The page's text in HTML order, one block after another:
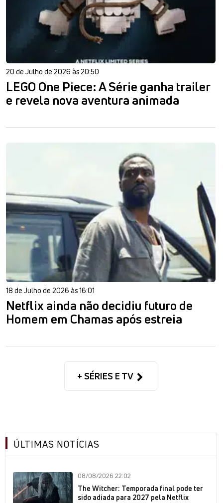
20 de Julho de 2026 às 20:50
LEGO One Piece: A Série ganha trailer
e revela nova aventura animada
18 de Julho de 2026 às 16:01
Netflix ainda não decidiu futuro de
Homem em Chamas após estreia
+ SÉRIES E TV
ÚLTIMAS NOTÍCIAS
08/08/2026 22:02
The Witcher: Temporada final pode ter
sido adiada para 2027 pela Netflix